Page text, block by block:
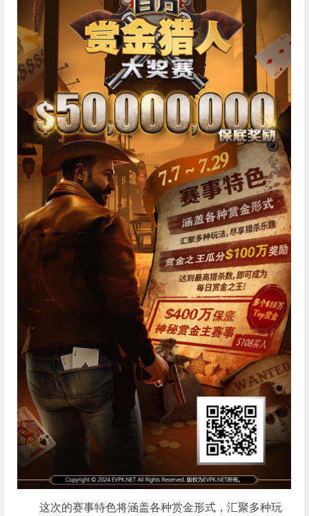
这次的赛事特色将涵盖各种赏金形式，汇聚多种玩